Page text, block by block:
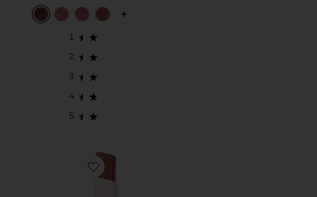
PLUS ICON TO SEE MORE OPTIONS
Favorite BARRA LABIOS HYALURONIC HAPPIKISS